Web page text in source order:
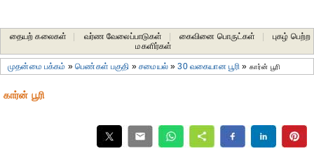
தையற் கலைகள் வர்ண வேலைப்பாடுகள் கைவினை பொருட்கள்
புகழ் பெற்ற
மகளிர்கள்
முதன்மை பக்கம் »பெண்கள் பகுதி »சமையல்»30 வகையான பூரி » கார்ன் பூரி
கார்ன் பூரி